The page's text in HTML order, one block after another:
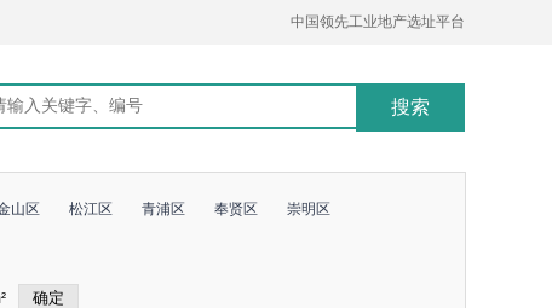
中国领先工业地产选址平台
山区 松江区 青浦区 奉贤区 崇明区